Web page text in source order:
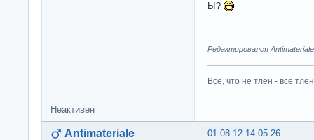
Ы?
Редактировался
Всё, что не тлен - всё
Неактивен
01-08-12 14:05:26
Antimateriale